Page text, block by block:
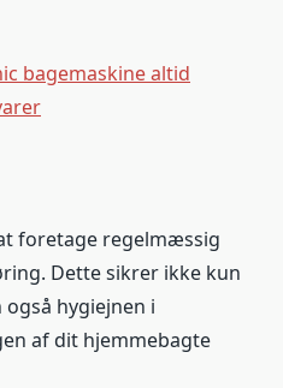
bagemaskine altid
foretage regelmæssig
Dette sikrer ikke kun
også hygiejnen i
af dit hjemmebagte